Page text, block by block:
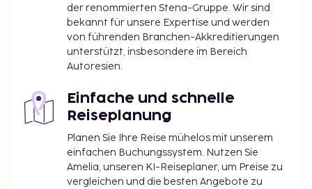
der renommierten Stena-Gruppe. Wir sind
bekannt für unsere Expertise und werden
von führenden Branchen-Akkreditierungen
unterstützt, insbesondere im Bereich
Autoresien.
Einfache und schnelle
Reiseplanung
Planen Sie Ihre Reise mühelos mit unserem
einfachen Buchungssystem. Nutzen Sie
Amelia, unseren KI-Reiseplaner, um Preise zu
vergleichen und die besten Angebote zu